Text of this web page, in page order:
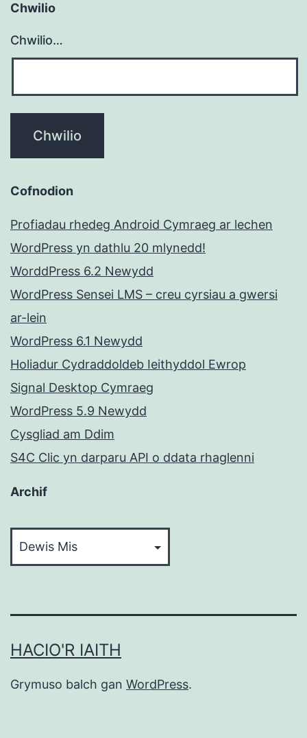
Chwilio
Chwilio…
Cofnodion
Profiadau rhedeg Android Cymraeg ar lechen
WordPress yn dathlu 20 mlynedd!
WorddPress 6.2 Newydd
WordPress Sensei LMS – creu cyrsiau a gwersi
ar-lein
WordPress 6.1 Newydd
Holiadur Cydraddoldeb Ieithyddol Ewrop
Signal Desktop Cymraeg
WordPress 5.9 Newydd
Cysgliad am Ddim
S4C Clic yn darparu API o ddata rhaglenni
Archif
HACIO'R IAITH
Grymuso balch gan WordPress.